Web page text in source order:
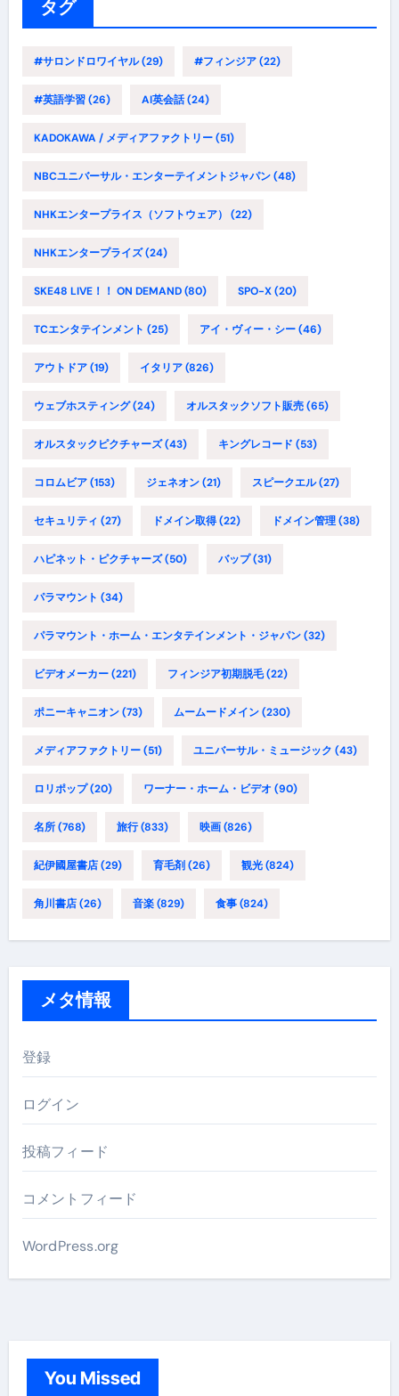
タグ
#サロンドロワイヤル(29) #フィンジア(22)
#英語学習(26) AI英会話(24)
KADOKAWA / メディアファクトリー(51)
NBCユニバーサル・エンターテイメントジャパン(48)
NHKエンタープライス（ソフトウェア） (22)
NHKエンタープライズ(24)
SKE48 LIVE！！ ON DEMAND(80) SPO-X(20)
TCエンタテインメント (25) アイ・ヴィー・シー(46)
アウトドア(19) イタリア(826)
ウェブホスティング(24) オルスタックソフト販売(65)
オルスタックピクチャーズ(43) キングレコード (53)
コロムビア(153) ジェネオン(21) スピークエル(27)
セキュリティ (27) ドメイン取得(22) ドメイン管理(38)
ハピネット・ピクチャーズ(50) バップ(31)
パラマウント (34)
パラマウント・ホーム・エンタテインメント・ジャパン(32)
ビデオメーカー(221) フィンジア初期脱毛(22)
ポニーキャニオン(73) ムームードメイン(230)
メディアファクトリー(51) ユニバーサル・ミュージック (43)
ロリポップ(20) ワーナー・ホーム・ビデオ (90)
名所(768) 旅行(833) 映画(826)
紀伊國屋書店(29) 育毛剤 (26) 観光(824)
角川書店(26) 音楽(829) 食事(824)
メタ情報
登録
ログイン
投稿フィード
コメントフィード
WordPress.org
You Missed